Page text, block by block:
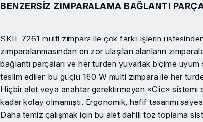
BENZERSIZ ZIMPARALAMA BAĞLANTI
SKIL 7261 multi zımpara ile çok farklı işlerin
zımparalanmasından en zor ulaşılan alanların
bağlantı parçaları ve her türden yuvarlak biçime
teslim edilen bu güçlü 160 W multi zımpara ile her
Hiçbir alet veya anahtar gerektirmeyen «Clic» sistemi
kadar kolay olmamıştı. Ergonomik, hafif tasarımı
Daha temiz çalışmak için bu alet dahili toz toplama